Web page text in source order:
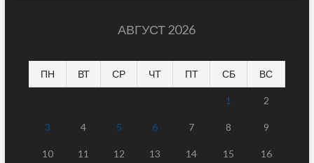
АВГУСТ 2026
ПН ВТ СР ЧТ ПТ СБ ВС
1 2
3 4 5 6 7 8 9
10 11 12 13 14 15 16